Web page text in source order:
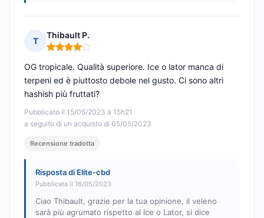
T
Thibault P.
Nota: 4 su 5
Pubblicato il 15/05/2023 à 15h21
a seguito di un acquisto di 05/05/2023
OG tropicale. Qualità superiore. Ice o lator manca di
terpeni ed è piuttosto debole nel gusto. Ci sono altri
hashish più fruttati?
Recensione tradotta
Risposta di Elite-cbd
Pubblicata il 16/05/2023
Ciao Thibault, grazie per la tua opinione, il veleno
sarà più agrumato rispetto al Ice o Lator, si dice